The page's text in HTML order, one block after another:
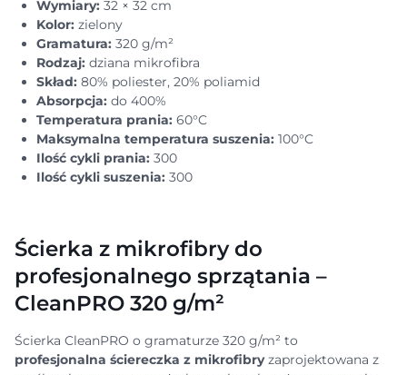
Wymiary: 32 × 32 cm
Kolor: zielony
Gramatura: 320 g/m²
Rodzaj: dziana mikrofibra
Skład: 80% poliester, 20% poliamid
Absorpcja: do 400%
Temperatura prania: 60°C
Maksymalna temperatura suszenia: 100°C
Ilość cykli prania: 300
Ilość cykli suszenia: 300
Ścierka z mikrofibry do
profesjonalnego sprzątania –
CleanPRO 320 g/m²
Ścierka CleanPRO o gramaturze 320 g/m² to
profesjonalna ściereczka z mikrofibryzaprojektowana z